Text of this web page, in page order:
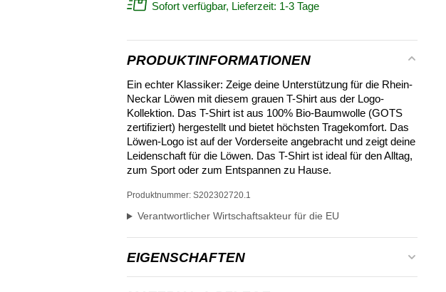
Sofort verfügbar, Lieferzeit: 1-3 Tage
PRODUKTINFORMATIONEN
Ein echter Klassiker: Zeige deine Unterstützung für die Rhein-
Neckar Löwen mit diesem grauen T-Shirt aus der Logo-
Kollektion. Das T-Shirt ist aus 100% Bio-Baumwolle (GOTS
zertifiziert) hergestellt und bietet höchsten Tragekomfort. Das
Löwen-Logo ist auf der Vorderseite angebracht und zeigt deine
Leidenschaft für die Löwen. Das T-Shirt ist ideal für den Alltag,
zum Sport oder zum Entspannen zu Hause.
Produktnummer: S202302720.1
Verantwortlicher Wirtschaftsakteur für die EU
EIGENSCHAFTEN